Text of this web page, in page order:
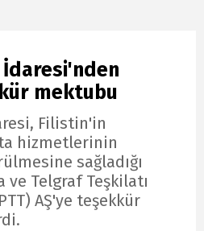
mektubu
Filistin'in
hizmetlerinin
sağladığı
Telgraf Teşkilatı
AŞ'ye teşekkür